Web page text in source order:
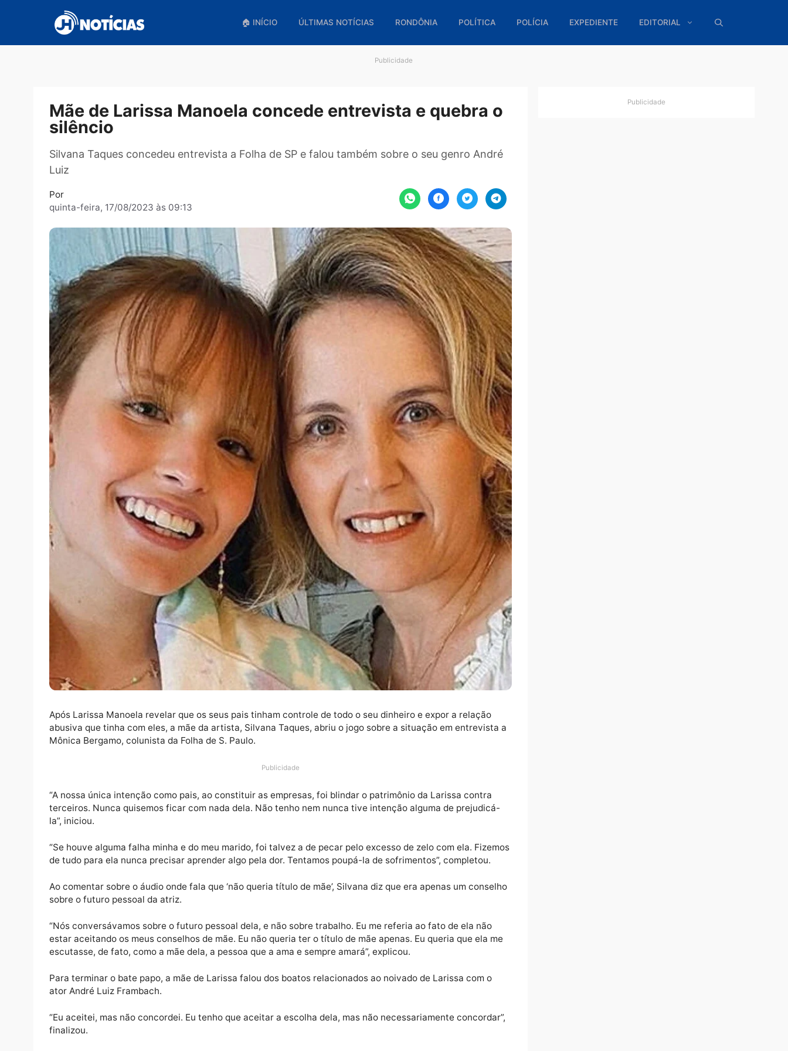
conteúdo
🏠 INÍCIO ÚLTIMAS NOTÍCIAS RONDÔNIA POLÍTICA POLÍCIA EXPEDIENTE EDITORIAL
Mãe de Larissa Manoela concede entrevista e quebra o
silêncio
Silvana Taques concedeu entrevista a Folha de SP e falou também sobre o seu genro André
quinta-feira, 17/08/2023 às 09:13
Após Larissa Manoela revelar que os seus pais tinham controle de todo o seu dinheiro e expor a relação
abusiva que tinha com eles, a mãe da artista, Silvana Taques, abriu o jogo sobre a situação em entrevista a
Mônica Bergamo, colunista da Folha de S. Paulo.
Publicidade
“A nossa única intenção como pais, ao constituir as empresas, foi blindar o patrimônio da Larissa contra
terceiros. Nunca quisemos ficar com nada dela. Não tenho nem nunca tive intenção alguma de prejudicá-
“Se houve alguma falha minha e do meu marido, foi talvez a de pecar pelo excesso de zelo com ela. Fizemos
de tudo para ela nunca precisar aprender algo pela dor. Tentamos poupá-la de sofrimentos”, completou.
Ao comentar sobre o áudio onde fala que ‘não queria título de mãe’, Silvana diz que era apenas um conselho
“Nós conversávamos sobre o futuro pessoal dela, e não sobre trabalho. Eu me referia ao fato de ela não